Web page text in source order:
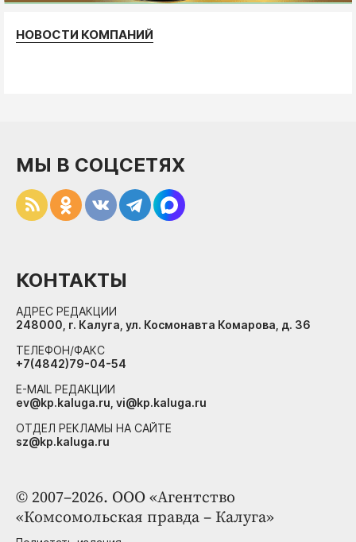
НОВОСТИ КОМПАНИЙ
© 2007–2026. ООО «Агентство
«Комсомольская правда – Калуга»
МЫ В СОЦСЕТЯХ
КОНТАКТЫ
АДРЕС РЕДАКЦИИ
248000, г. Калуга, ул. Космонавта Комарова, д. 36
ТЕЛЕФОН/ФАКС
+7(4842)79-04-54
E-MAIL РЕДАКЦИИ
ev@kp.kaluga.ru, vi@kp.kaluga.ru
ОТДЕЛ РЕКЛАМЫ НА САЙТЕ
sz@kp.kaluga.ru